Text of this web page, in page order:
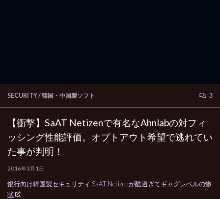
SECURITY/韓国・中国製ソフト 3
【衝撃】SaAT Netizenで有名なAhnlabの対フィ
ッシング性能評価。オプトアウト希望で逃れてい
た事が判明！
2016年3月1日
銀行向け韓国製セキュリティ SaAT Netizenが酷過ぎてギャグレベルの惨
状